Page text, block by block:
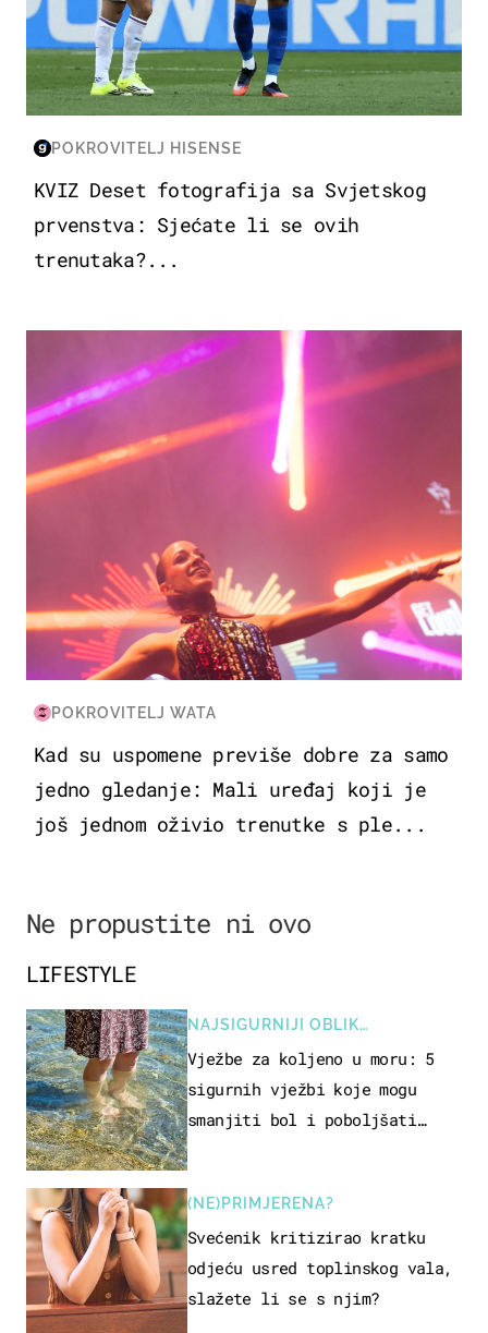
POKROVITELJ HISENSE
KVIZ Deset fotografija sa Svjetskog
prvenstva: Sjećate li se ovih
trenutaka?...
KULTURA & ZABAVA
POKROVITELJ WATA
Kad su uspomene previše dobre za samo
jedno gledanje: Mali uređaj koji je
još jednom oživio trenutke s ple...
Ne propustite ni ovo
LIFESTYLE
NAJSIGURNIJI OBLIK
REKREACIJE
Vježbe za koljeno u moru: 5
sigurnih vježbi koje mogu
smanjiti bol i poboljšati
(NE)PRIMJERENA?
Svećenik kritizirao kratku
odjeću usred toplinskog vala,
slažete li se s njim?